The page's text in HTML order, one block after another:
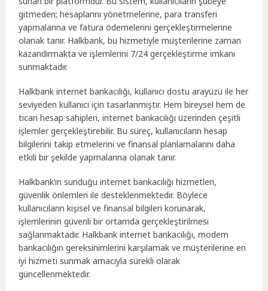
gitmeden; hesaplarını yönetmelerine, para transferi
yapmalarına ve fatura ödemelerini gerçekleştirmelerine
olanak tanır. Halkbank, bu hizmetiyle müşterilerine zaman
kazandırmakta ve işlemlerini 7/24 gerçekleştirme imkanı
sunmaktadır.
Halkbank internet bankacılığı, kullanıcı dostu arayüzü ile her
seviyeden kullanıcı için tasarlanmıştır. Hem bireysel hem de
ticari hesap sahipleri, internet bankacılığı üzerinden çeşitli
işlemler gerçekleştirebilir. Bu süreç, kullanıcıların hesap
bilgilerini takip etmelerini ve finansal planlamalarını daha
etkili bir şekilde yapmalarına olanak tanır.
Halkbank’ın sunduğu internet bankacılığı hizmetleri,
güvenlik önlemleri ile desteklenmektedir. Böylece
kullanıcıların kişisel ve finansal bilgileri korunarak,
işlemlerinin güvenli bir ortamda gerçekleştirilmesi
sağlanmaktadır. Halkbank internet bankacılığı, modern
bankacılığın gereksinimlerini karşılamak ve müşterilerine en
iyi hizmeti sunmak amacıyla sürekli olarak
güncellenmektedir.